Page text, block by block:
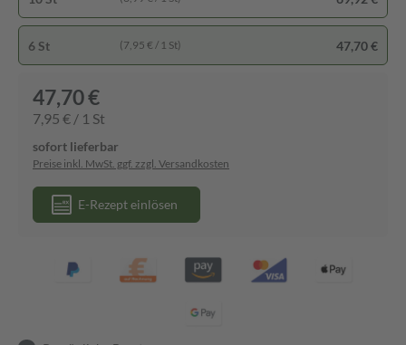
6 St (7,95 € / 1 St) 47,70 €
47,70 €
7,95 € / 1 St
sofort lieferbar
Preise inkl. MwSt. ggf. zzgl. Versandkosten
E-Rezept einlösen